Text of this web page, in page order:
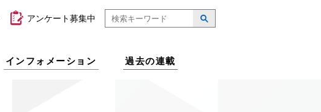
アンケート募集中
インフォメーション 過去の連載